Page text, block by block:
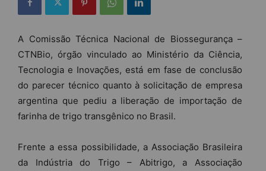
A Comissão Técnica Nacional de Biossegurança –
CTNBio, órgão vinculado ao Ministério da Ciência,
Tecnologia e Inovações, está em fase de conclusão
do parecer técnico quanto à solicitação de empresa
argentina que pediu a liberação de importação de
farinha de trigo transgênico no Brasil.
Frente a essa possibilidade, a Associação Brasileira
da Indústria do Trigo – Abitrigo, a Associação